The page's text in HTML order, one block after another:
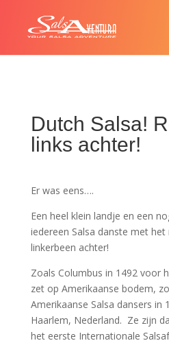
Dutch Salsa!
links achter!
Er was eens….
Een heel klein landje en een
iedereen Salsa danste met
linkerbeen achter!
Zoals Columbus in 1492 voor
zet op Amerikaanse bodem,
Amerikaanse Salsa dansers in
Haarlem, Nederland. Ze zijn
het eerste Internationale